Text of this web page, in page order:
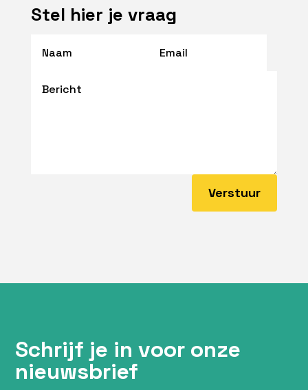
Stel hier je vraag
Verstuur
Schrijf je in voor onze
nieuwsbrief